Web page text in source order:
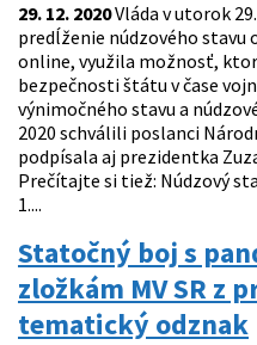
29. 12. 2020Vláda v utorok
predĺženie núdzového stavu
online, využila možnosť,
bezpečnosti štátu v čase
výnimočného stavu a
2020 schválili poslanci
podpísala aj prezidentka
Prečítajte si tiež: Núdzový
1....
Statočný boj s
zložkám MV SR z
tematický odznak